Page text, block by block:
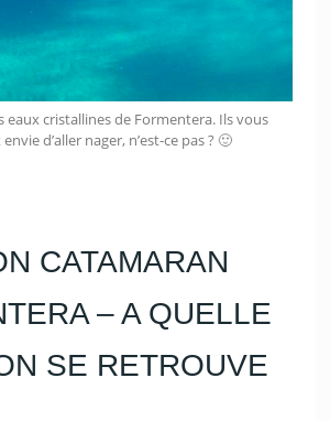
eaux cristallines de Formentera. Ils vous
d’aller nager, n’est-ce pas ? 🙂
CATAMARAN
– A QUELLE
SE RETROUVE